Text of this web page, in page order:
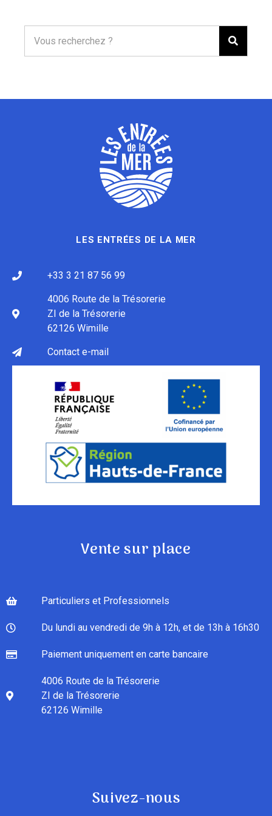
LES ENTRÉES DE LA MER
+33 3 21 87 56 99
4006 Route de la Trésorerie
ZI de la Trésorerie
62126 Wimille
Contact e-mail
Vente sur place
Particuliers et Professionnels
Du lundi au vendredi de 9h à 12h, et de 13h à 16h30
Paiement uniquement en carte bancaire
4006 Route de la Trésorerie
ZI de la Trésorerie
62126 Wimille
Suivez-nous